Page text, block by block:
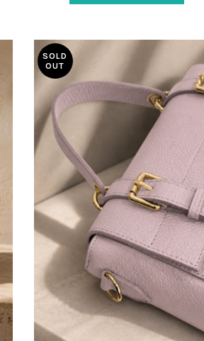
accessorio versatile, elegante e
occasione. Scopri la qualità Made
in Italy e il fascino delle borse
donna artigianali in pelle.
SOLD
OUT